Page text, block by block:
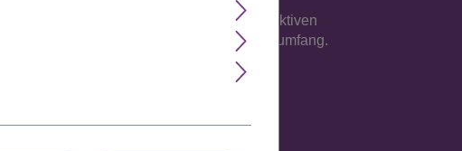
und die Verarbeitung auf einem atmungsaktiven
an, maximal jedoch 62 cm Kopfumfang.